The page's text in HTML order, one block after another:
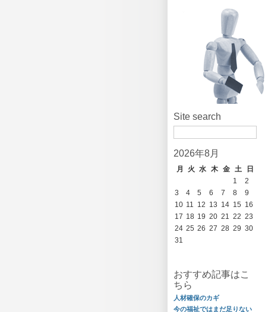
Site search
2026年8月
月 火 水 木 金 土
日
1
2
3
4 5 6 7 8
9
10 11 12 13 14 15 16
17 18 19 20 21 22 23
24 25 26 27 28 29 30
31
おすすめ記事はこ
ちら
人材確保のカギ
今の福祉ではまだ足りない